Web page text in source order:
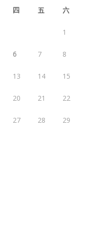
四 五 六
1
6 7 8
13 14 15
20 21 22
27 28 29